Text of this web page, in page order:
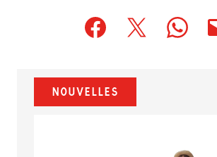
(opens
new
tab)
(opens
new
tab)
Nouvelles